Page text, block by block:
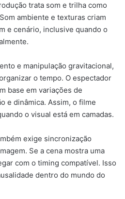
trata som e trilha como
ambiente e texturas criam
e cenário, inclusive quando o
e manipulação gravitacional,
o tempo. O espectador
base em variações de
e dinâmica. Assim, o filme
o visual está em camadas.
exige sincronização
Se a cena mostra uma
com o timing compatível. Isso
dentro do mundo do